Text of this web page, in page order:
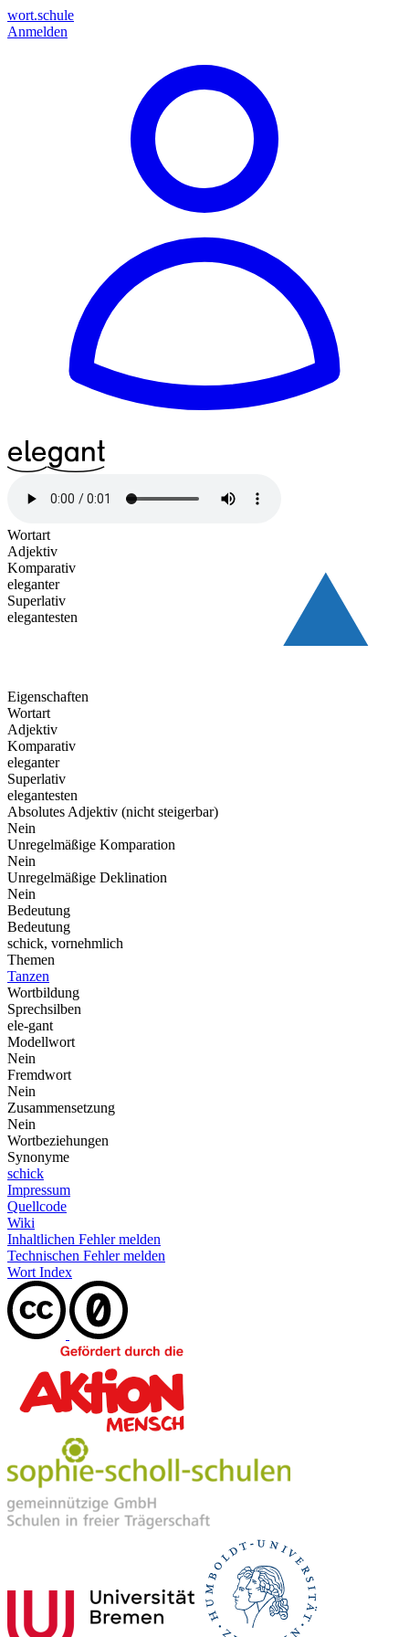
wort.schule
Anmelden
^17ele^25gant
Wortart
Adjektiv
Komparativ
eleganter
Superlativ
elegantesten
Eigenschaften
Wortart
Adjektiv
Komparativ
eleganter
Superlativ
elegantesten
Absolutes Adjektiv (nicht steigerbar)
Nein
Unregelmäßige Komparation
Nein
Unregelmäßige Deklination
Nein
Bedeutung
Bedeutung
schick, vornehmlich
Themen
Tanzen
Wortbildung
Sprechsilben
ele-gant
Modellwort
Nein
Fremdwort
Nein
Zusammensetzung
Nein
Wortbeziehungen
Synonyme
schick
Impressum
Quellcode
Wiki
Inhaltlichen Fehler melden
Technischen Fehler melden
Wort Index